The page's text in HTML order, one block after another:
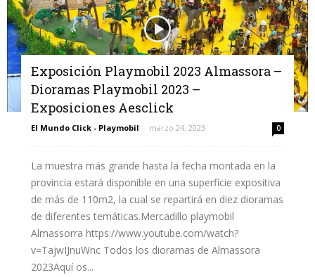
Exposición Playmobil 2023 Almassora –
Dioramas Playmobil 2023 –
Exposiciones Aesclick
El Mundo Click - Playmobil - marzo 24, 2023 0
La muestra más grande hasta la fecha montada en la
provincia estará disponible en una superficie expositiva
de más de 110m2, la cual se repartirá en diez dioramas
de diferentes temáticas.Mercadillo playmobil
Almassorra https://www.youtube.com/watch?
v=TajwIJnuWnc Todos los dioramas de Almassora
2023Aquí os...